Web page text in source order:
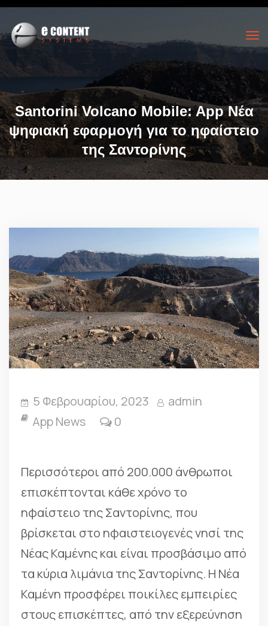
Santorini Volcano Mobile: App Νέα
ψηφιακή εφαρμογή για το ηφαίστειο
της Σαντορίνης
5 Φεβρουαρίου, 2023
admin
App News
0
Περισσότεροι από 200.000 άνθρωποι
επισκέπτονται κάθε χρόνο το
ηφαίστειο της Σαντορίνης, που
βρίσκεται στο ηφαιστειογενές νησί της
Νέας Καμένης και είναι προσβάσιμο από
τα κύρια λιμάνια της Σαντορίνης. Η Νέα
Καμένη προσφέρει ποικίλες εμπειρίες
στους επισκέπτες, από την εξερεύνηση